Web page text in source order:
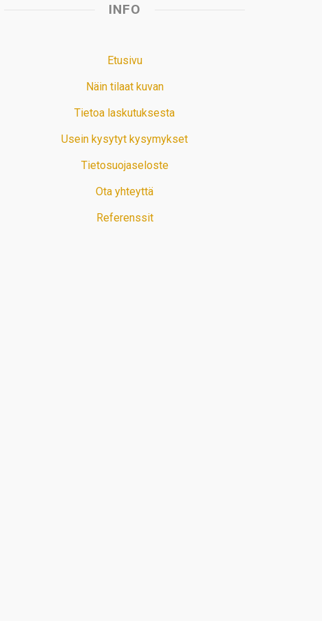
INFO
Etusivu
Näin tilaat kuvan
Tietoa laskutuksesta
Usein kysytyt kysymykset
Tietosuojaseloste
Ota yhteyttä
Referenssit